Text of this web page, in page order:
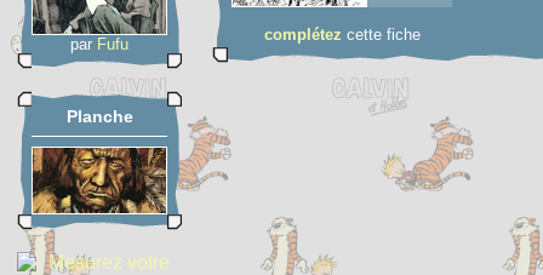
par Fufu
Planche
complétez cette fiche